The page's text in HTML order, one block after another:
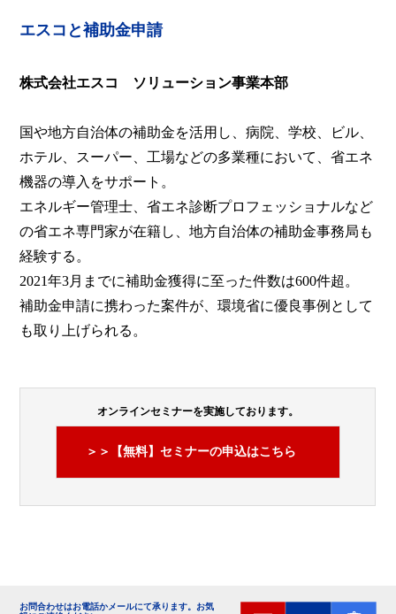
エスコと補助金申請
株式会社エスコ ソリューション事業本部
国や地方自治体の補助金を活用し、病院、学校、ビル、
ホテル、スーパー、工場などの多業種において、省エネ
機器の導入をサポート。
エネルギー管理士、省エネ診断プロフェッショナルなど
の省エネ専門家が在籍し、地方自治体の補助金事務局も
経験する。
2021年3月までに補助金獲得に至った件数は600件超。
補助金申請に携わった案件が、環境省に優良事例として
も取り上げられる。
オンラインセミナーを実施しております。
＞＞【無料】セミナーの申込はこちら
お問合わせはお電話かメールにて承ります。 お気